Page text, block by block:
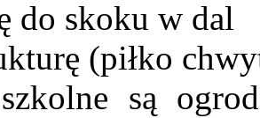
do skoku w dal
(piłko
są